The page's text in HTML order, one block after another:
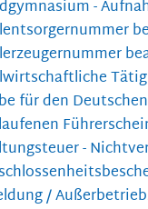
-
für den
-
/